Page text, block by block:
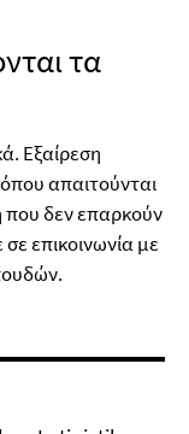
τα
Εξαίρεση
απαιτούνται
που δεν επαρκούν
επικοινωνία με